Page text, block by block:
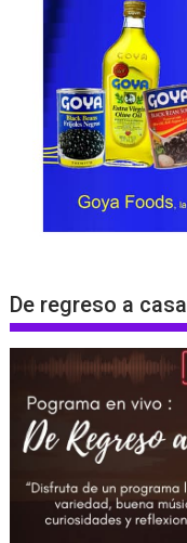
De regreso a casa